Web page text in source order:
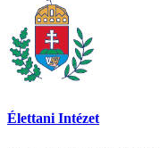
Élettani Intézet